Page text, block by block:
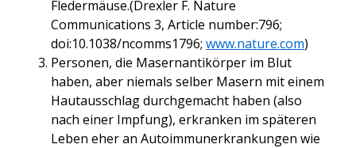
Fledermäuse.(Drexler F. Nature
Communications 3, Article number:796;
doi:10.1038/ncomms1796; www.nature.com)
Personen, die Masernantikörper im Blut
haben, aber niemals selber Masern mit einem
Hautausschlag durchgemacht haben (also
nach einer Impfung), erkranken im späteren
Leben eher an Autoimmunerkrankungen wie